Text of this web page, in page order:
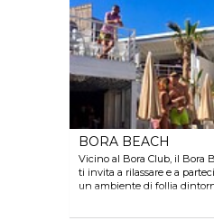
tavolo di Boule, 16
inglese, 1 tavolo di
da gioco per non fumatori.
pranzo e godere la buona
Bistrot Barrière'
accessibile per tutti i clienti
al Casinò. La cucina del
cucina spagnola con
scritti sulla lavagna, o
puo' pranzare o cenare.
organizzata una sera
ristorante. Nel Casinò: - Bar,
Ristorante - Sala riunioni
BORA BEACH
Vicino al Bora Club, il Bora
ti invita a rilassare e a
un ambiente di follia
anche assaggiare una
mediterranei e asiatici e